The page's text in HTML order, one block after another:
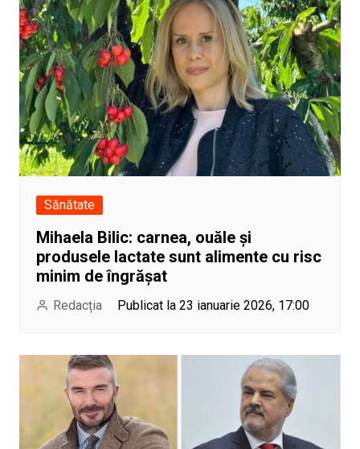
Sănătate
Mihaela Bilic: carnea, ouăle și
produsele lactate sunt alimente cu risc
minim de îngrășat
Redacția Publicat la 23 ianuarie 2026, 17:00